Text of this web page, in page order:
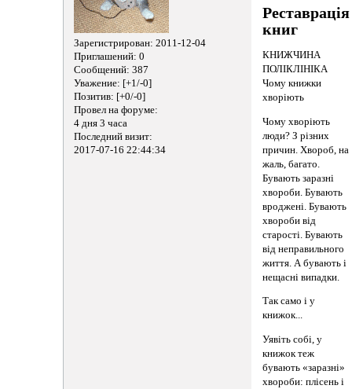
Зарегистрирован: 2011-12-04
Приглашений: 0
Сообщений: 387
Уважение: [+1/-0]
Позитив: [+0/-0]
Провел на форуме:
4 дня 3 часа
Последний визит:
2017-07-16 22:44:34
Реставрацiя
книг
КНИЖЧИНА
ПОЛІКЛІНІКА
Чому книжки
хворіють
Чому хворіють
люди? З різних
причин. Хвороб, на
жаль, багато.
Бувають заразні
хвороби. Бувають
вроджені. Бувають
хвороби від
старості. Бувають
від неправильного
життя. А бувають і
нещасні випадки.
Так само і у
книжок...
Уявіть собі, у
книжок теж
бувають «заразні»
хвороби: плісень і